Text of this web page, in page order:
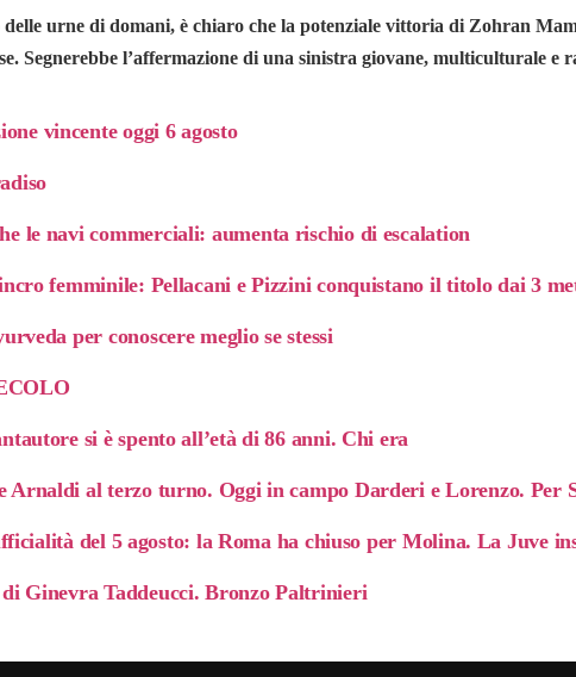
urne di domani, è chiaro che la potenziale vittoria di Zohran
Segnerebbe l’affermazione di una sinistra giovane, multiculturale
vincente oggi 6 agosto
le navi commerciali: aumenta rischio di escalation
femminile: Pellacani e Pizzini conquistano il titolo dai 3
per conoscere meglio se stessi
si è spento all’età di 86 anni. Chi era
Arnaldi al terzo turno. Oggi in campo Darderi e Lorenzo. Per
del 5 agosto: la Roma ha chiuso per Molina. La Juve
Ginevra Taddeucci. Bronzo Paltrinieri